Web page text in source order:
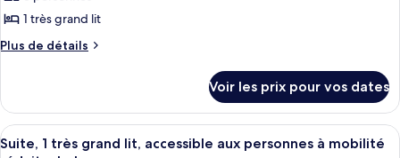
lit
ce
type
de
Suite,
très
1 très grand lit
Plus de détails
Plus
le
type
de
Voir les prix pour vos dates
Afficher
toutes
Une chambre d’hôtel avec un
5
Suite, 1 très grand lit, accessible aux personnes à mobilité